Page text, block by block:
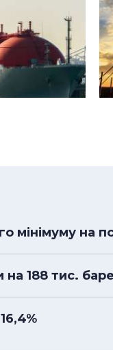
мінімуму на
188 тис.